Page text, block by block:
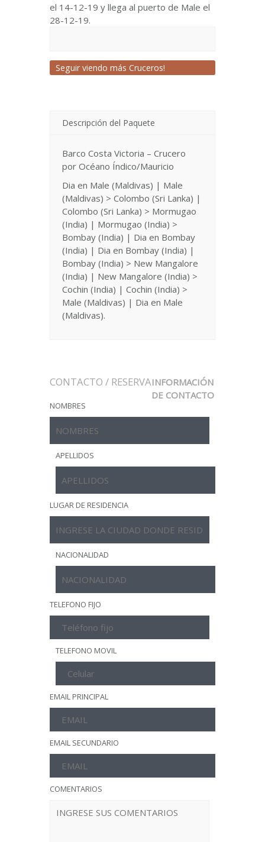
el 14-12-19 y llega al puerto de Male el
28-12-19.
Seguir viendo más Cruceros!
Descripción del Paquete
Barco Costa Victoria – Crucero
por Océano Índico/Mauricio
Dia en Male (Maldivas) | Male
(Maldivas) > Colombo (Sri Lanka) |
Colombo (Sri Lanka) > Mormugao
(India) | Mormugao (India) >
Bombay (India) | Dia en Bombay
(India) | Dia en Bombay (India) |
Bombay (India) > New Mangalore
(India) | New Mangalore (India) >
Cochin (India) | Cochin (India) >
Male (Maldivas) | Dia en Male
(Maldivas).
CONTACTO / RESERVAINFORMACIÓN
DE CONTACTO
NOMBRES
APELLIDOS
LUGAR DE RESIDENCIA
NACIONALIDAD
TELEFONO FIJO
TELEFONO MOVIL
EMAIL PRINCIPAL
EMAIL SECUNDARIO
COMENTARIOS